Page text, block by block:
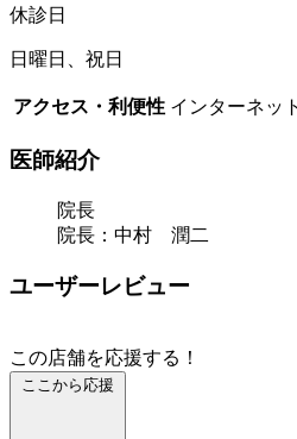
休診日
日曜日、祝日
アクセス・利便性 インターネッ
医師紹介
院長
院長：中村 潤二
ユーザーレビュー
この店舗を応援する！
ここから応援